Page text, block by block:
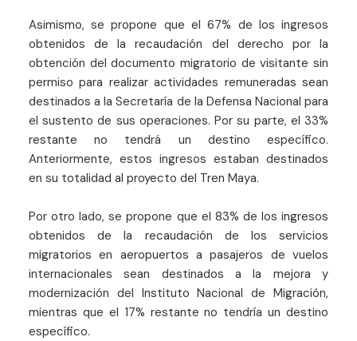
Asimismo, se propone que el 67% de los ingresos
obtenidos de la recaudación del derecho por la
obtención del documento migratorio de visitante sin
permiso para realizar actividades remuneradas sean
destinados a la Secretaría de la Defensa Nacional para
el sustento de sus operaciones. Por su parte, el 33%
restante no tendrá un destino específico.
Anteriormente, estos ingresos estaban destinados
en su totalidad al proyecto del Tren Maya.
Por otro lado, se propone que el 83% de los ingresos
obtenidos de la recaudación de los servicios
migratorios en aeropuertos a pasajeros de vuelos
internacionales sean destinados a la mejora y
modernización del Instituto Nacional de Migración,
mientras que el 17% restante no tendría un destino
específico.